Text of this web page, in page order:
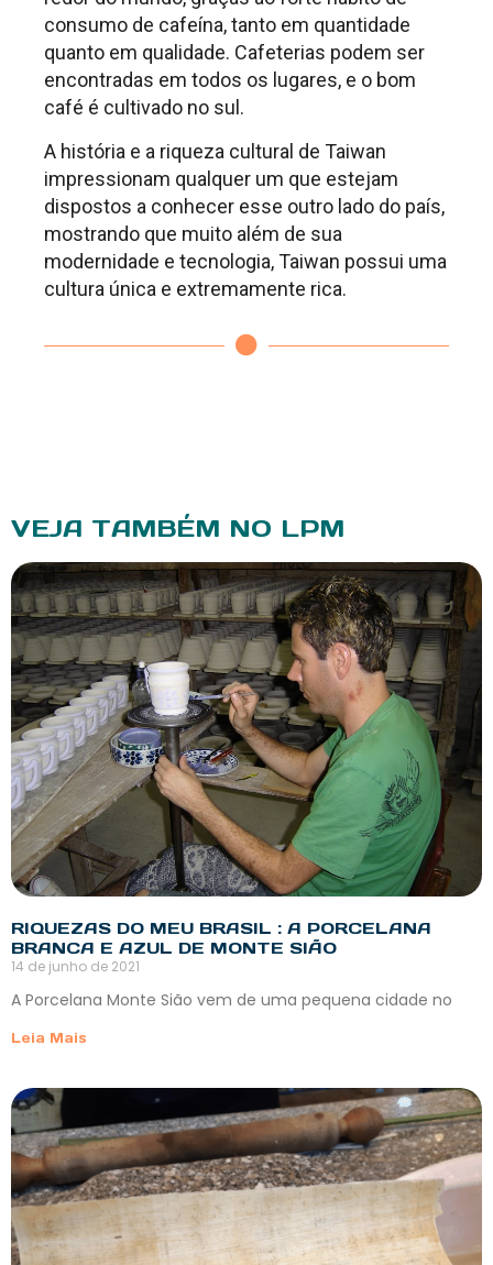
consumo de cafeína, tanto em quantidade
quanto em qualidade. Cafeterias podem ser
encontradas em todos os lugares, e o bom
café é cultivado no sul.
A história e a riqueza cultural de Taiwan
impressionam qualquer um que estejam
dispostos a conhecer esse outro lado do país,
mostrando que muito além de sua
modernidade e tecnologia, Taiwan possui uma
cultura única e extremamente rica.
VEJA TAMBÉM NO LPM
RIQUEZAS DO MEU BRASIL : A PORCELANA
BRANCA E AZUL DE MONTE SIÃO
14 de junho de 2021
A Porcelana Monte Sião vem de uma pequena cidade no
Leia Mais